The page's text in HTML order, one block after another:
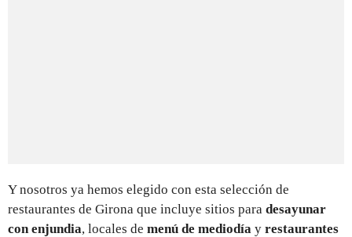
Y nosotros ya hemos elegido con esta selección de
restaurantes de Girona que incluye sitios para desayunar
con enjundia, locales de menú de mediodía y restaurantes